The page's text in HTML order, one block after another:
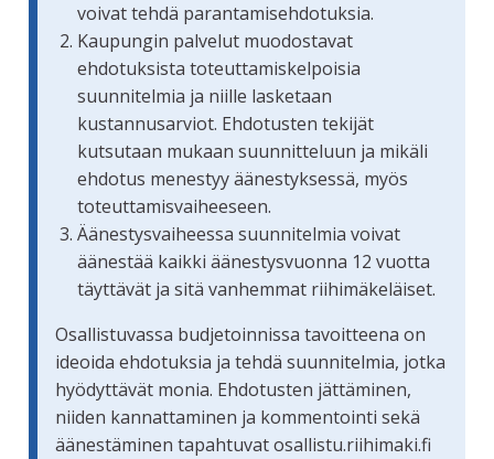
voivat tehdä parantamisehdotuksia.
Kaupungin palvelut muodostavat
ehdotuksista toteuttamiskelpoisia
suunnitelmia ja niille lasketaan
kustannusarviot. Ehdotusten tekijät
kutsutaan mukaan suunnitteluun ja mikäli
ehdotus menestyy äänestyksessä, myös
toteuttamisvaiheeseen.
Äänestysvaiheessa suunnitelmia voivat
äänestää kaikki äänestysvuonna 12 vuotta
täyttävät ja sitä vanhemmat riihimäkeläiset.
Osallistuvassa budjetoinnissa tavoitteena on
ideoida ehdotuksia ja tehdä suunnitelmia, jotka
hyödyttävät monia. Ehdotusten jättäminen,
niiden kannattaminen ja kommentointi sekä
äänestäminen tapahtuvat osallistu.riihimaki.fi